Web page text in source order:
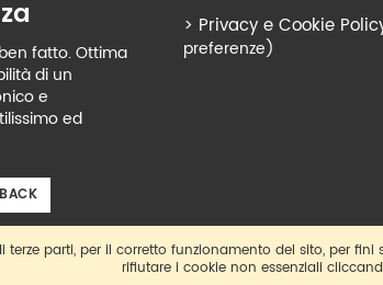
fatto. Ottima
di un
e
ed
> Privacy e Cookie
preferenze)
terze parti, per il corretto funzionamento del sito, per
rifiutare i cookie non essenziali